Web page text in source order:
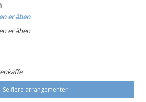
er åben
er åben
Se flere arrangementer